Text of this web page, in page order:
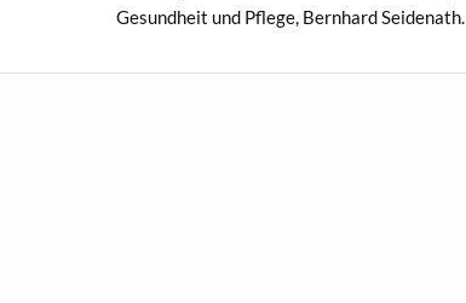
Gesund­heit und Pflege, Bern­hard Seidenath.